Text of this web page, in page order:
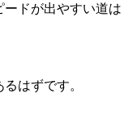
ドが出やすい道は
はずです。